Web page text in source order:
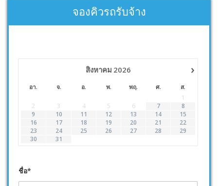
จองคิวรถรับจ้าง
›
สิงหาคม 2026
อา. จ. อ. พ. พฤ. ศ.
ส.
1
2
3 4 5 6 7
8
9
10 11 12 13 14
15
16
17 18 19 20 21
22
23
24 25 26 27 28
29
30
31
ชื่อ*